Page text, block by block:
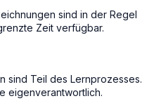
sind in der Regel
Zeit verfügbar.
sind Teil des Lernprozesses.
eigenverantwortlich.